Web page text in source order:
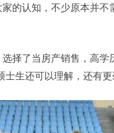
的认知，不少原本并
择了当房产销售，高学
生还可以理解，还有更